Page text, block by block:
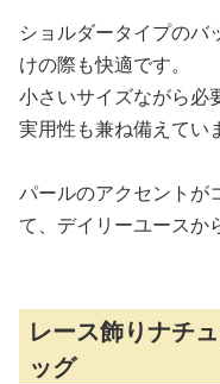
ショルダータイプのバ
けの際も快適です。
小さいサイズながら必
実用性も兼ね備えてい
パールのアクセントが
て、デイリーユースか
レース飾りナチ
ッグ